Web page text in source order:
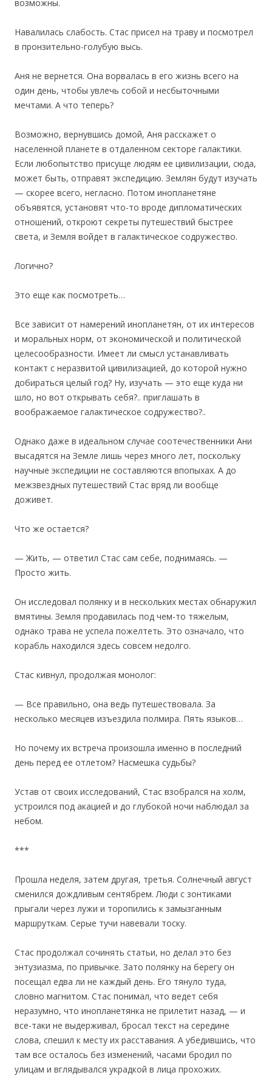
возможны.
Навалилась слабость. Стас присел на траву и посмотрел
в пронзительно-голубую высь.
Аня не вернется. Она ворвалась в его жизнь всего на
один день, чтобы увлечь собой и несбыточными
мечтами. А что теперь?
Возможно, вернувшись домой, Аня расскажет о
населенной планете в отдаленном секторе галактики.
Если любопытство присуще людям ее цивилизации, сюда,
может быть, отправят экспедицию. Землян будут изучать
— скорее всего, негласно. Потом инопланетяне
объявятся, установят что-то вроде дипломатических
отношений, откроют секреты путешествий быстрее
света, и Земля войдет в галактическое содружество.
Логично?
Это еще как посмотреть…
Все зависит от намерений инопланетян, от их интересов
и моральных норм, от экономической и политической
целесообразности. Имеет ли смысл устанавливать
контакт с неразвитой цивилизацией, до которой нужно
добираться целый год? Ну, изучать — это еще куда ни
шло, но вот открывать себя?.. приглашать в
воображаемое галактическое содружество?..
Однако даже в идеальном случае соотечественники Ани
высадятся на Земле лишь через много лет, поскольку
научные экспедиции не составляются впопыхах. А до
межзвездных путешествий Стас вряд ли вообще
доживет.
Что же остается?
— Жить, — ответил Стас сам себе, поднимаясь. —
Просто жить.
Он исследовал полянку и в нескольких местах обнаружил
вмятины. Земля продавилась под чем-то тяжелым,
однако трава не успела пожелтеть. Это означало, что
корабль находился здесь совсем недолго.
Стас кивнул, продолжая монолог:
— Все правильно, она ведь путешествовала. За
несколько месяцев изъездила полмира. Пять языков…
Но почему их встреча произошла именно в последний
день перед ее отлетом? Насмешка судьбы?
Устав от своих исследований, Стас взобрался на холм,
устроился под акацией и до глубокой ночи наблюдал за
небом.
***
Прошла неделя, затем другая, третья. Солнечный август
сменился дождливым сентябрем. Люди с зонтиками
прыгали через лужи и торопились к замызганным
маршруткам. Серые тучи навевали тоску.
Стас продолжал сочинять статьи, но делал это без
энтузиазма, по привычке. Зато полянку на берегу он
посещал едва ли не каждый день. Его тянуло туда,
словно магнитом. Стас понимал, что ведет себя
неразумно, что инопланетянка не прилетит назад, — и
все-таки не выдерживал, бросал текст на середине
слова, спешил к месту их расставания. А убедившись, что
там все осталось без изменений, часами бродил по
улицам и вглядывался украдкой в лица прохожих.